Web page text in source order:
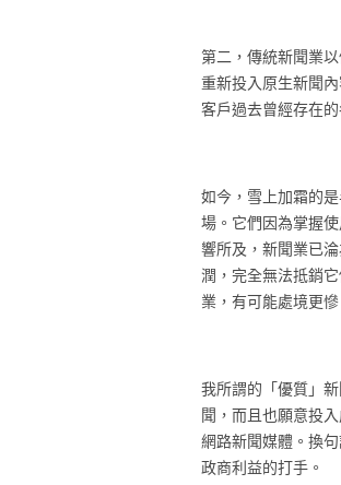
第二，傳統新聞業
重新投入原生新聞
客戶過去曾經存在
如今，雪上加霜的
場。它們因為掌握
響所及，新聞業已
潤，完全無法抵銷
業，有可能處境更
我所謂的「優質」
聞，而且也願意投
網路新聞媒體。換
政商利益的打手。